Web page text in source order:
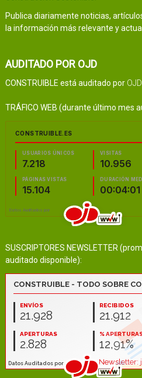
Publica diariamente noticias,
la información más relevante y
AUDITADO POR OJD
CONSTRUIBLE está auditado por
TRÁFICO WEB (durante último mes
SUSCRIPTORES NEWSLETTER
auditado disponible):